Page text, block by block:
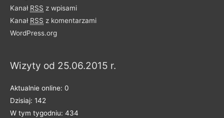
k
e
Kanał RSS z wpisami
Kanał RSS z komentarzami
WordPress.org
Wizyty od 25.06.2015 r.
Aktualnie online: 0
Dzisiaj: 142
W tym tygodniu: 434